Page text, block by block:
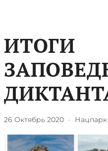
ИТОГИ
26 Октябрь 2020 · Нацпарк